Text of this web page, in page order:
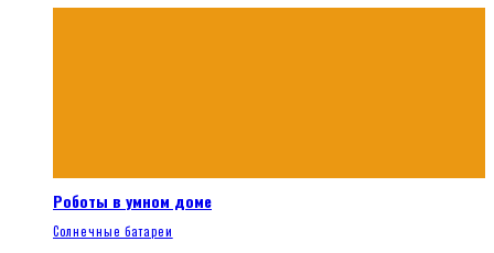
Роботы в умном доме
Солнечные батареи